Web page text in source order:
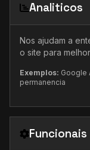
Analiticos
Nos ajudam a
o site para
Exemplos: Google
permanencia
Funcionais